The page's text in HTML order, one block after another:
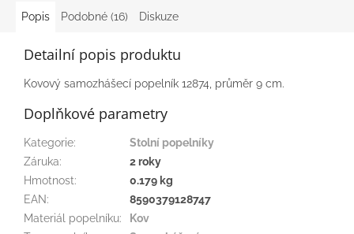
Popis Podobné (16) Diskuze
Detailní popis produktu
Kovový samozhášecí popelník 12874, průměr 9 cm.
Doplňkové parametry
Kategorie:
Stolní popelníky
Záruka:
2 roky
Hmotnost:
0.179 kg
EAN:
8590379128747
Materiál popelníku:
Kov